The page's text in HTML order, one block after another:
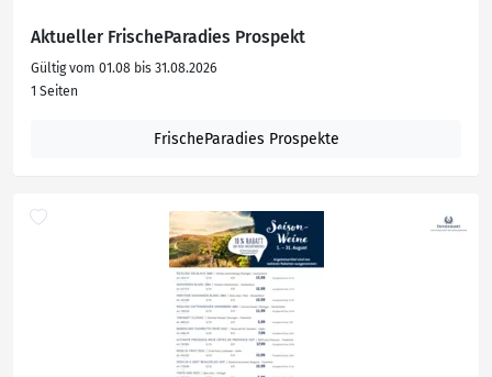
Aktueller FrischeParadies Prospekt
Gültig vom 01.08 bis 31.08.2026
1 Seiten
FrischeParadies Prospekte